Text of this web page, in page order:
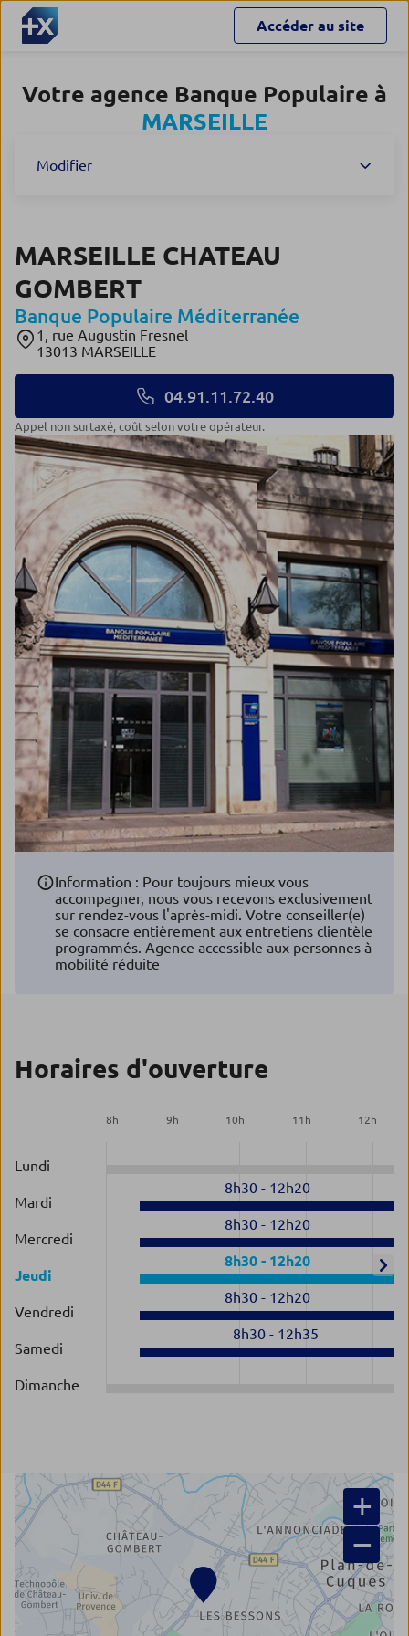
Accéder au site
Votre agence Banque Populaire à
MARSEILLE
Modifier
MARSEILLE CHATEAU
GOMBERT
Banque Populaire Méditerranée
1, rue Augustin Fresnel
13013 MARSEILLE
04.91.11.72.40
Appel non surtaxé, coût selon votre opérateur.
Information : Pour toujours mieux vous
accompagner, nous vous recevons exclusivement
sur rendez-vous l'après-midi. Votre conseiller(e)
se consacre entièrement aux entretiens clientèle
programmés. Agence accessible aux personnes à
mobilité réduite
Horaires d'ouverture
8h 9h 10h 11 h 12h
Lundi
Mardi
8h30- 12h20
Mercredi
8h30- 12h20
Jeudi
8h30- 12h20
Vendredi
8h30- 12h20
Samedi
8h30 - 12h35
Dimanche
+
−